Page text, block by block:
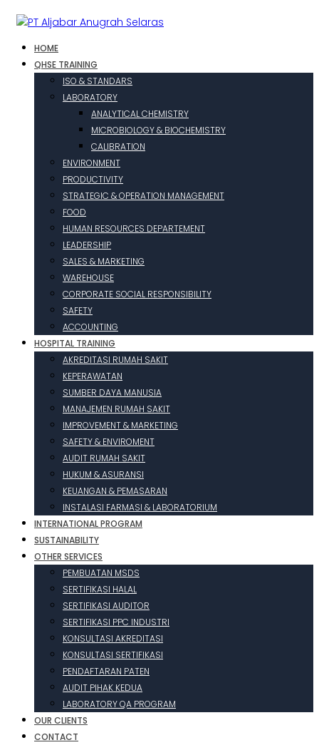
HOME
QHSE TRAINING
ISO & STANDARS
LABORATORY
ANALYTICAL CHEMISTRY
MICROBIOLOGY & BIOCHEMISTRY
CALIBRATION
ENVIRONMENT
PRODUCTIVITY
STRATEGIC & OPERATION MANAGEMENT
FOOD
HUMAN RESOURCES DEPARTEMENT
LEADERSHIP
SALES & MARKETING
WAREHOUSE
CORPORATE SOCIAL RESPONSIBILITY
SAFETY
ACCOUNTING
HOSPITAL TRAINING
AKREDITASI RUMAH SAKIT
KEPERAWATAN
SUMBER DAYA MANUSIA
MANAJEMEN RUMAH SAKIT
IMPROVEMENT & MARKETING
SAFETY & ENVIROMENT
AUDIT RUMAH SAKIT
HUKUM & ASURANSI
KEUANGAN & PEMASARAN
INSTALASI FARMASI & LABORATORIUM
INTERNATIONAL PROGRAM
SUSTAINABILITY
OTHER SERVICES
PEMBUATAN MSDS
SERTIFIKASI HALAL
SERTIFIKASI AUDITOR
SERTIFIKASI PPC INDUSTRI
KONSULTASI AKREDITASI
KONSULTASI SERTIFIKASI
PENDAFTARAN PATEN
AUDIT PIHAK KEDUA
LABORATORY QA PROGRAM
OUR CLIENTS
CONTACT